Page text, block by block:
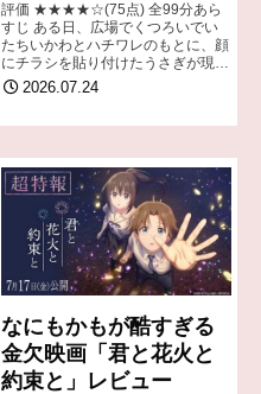
評価 ★★★★☆(75点) 全99分あら
すじ ある日、広場でくつろいでい
たちいかわとハチワレのもとに、顔
にチラシを貼り付けたうさぎが現れ
る。ハチワレがチラシの内容を確認
すると、それは「特別な島」への招
2026.07.24
なにもかもが酷すぎる
金欠映画「君と花火と
約束と」レビュー